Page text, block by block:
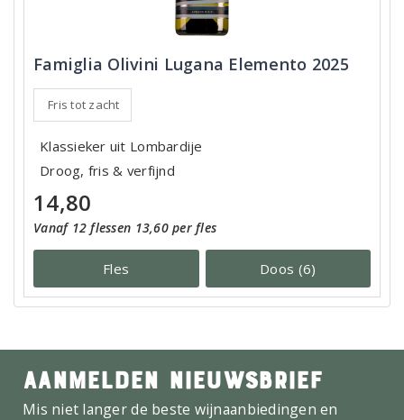
Famiglia Olivini Lugana Elemento 2025
Fris tot zacht
Klassieker uit Lombardije
Droog, fris & verfijnd
14,80
Vanaf 12 flessen 13,60 per fles
Fles Doos (6)
AANMELDEN NIEUWSBRIEF
Mis niet langer de beste wijnaanbiedingen en